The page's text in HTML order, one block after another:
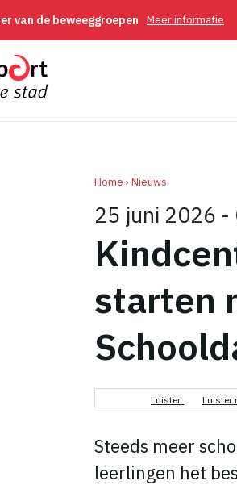
van de beweeggroepen Meer informatie
Kruimelpad
Home Nieuws
25 juni 2026 -
starten
Luister Luister
Steeds meer
leerlingen het